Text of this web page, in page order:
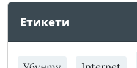
Етикети